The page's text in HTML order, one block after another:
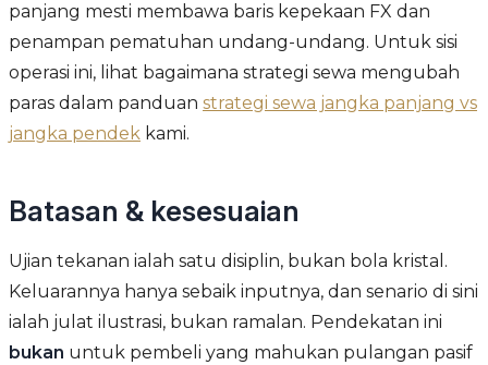
panjang mesti membawa baris kepekaan FX dan
penampan pematuhan undang-undang. Untuk sisi
operasi ini, lihat bagaimana strategi sewa mengubah
paras dalam panduan strategi sewa jangka panjang vs
jangka pendek kami.
Batasan & kesesuaian
Ujian tekanan ialah satu disiplin, bukan bola kristal.
Keluarannya hanya sebaik inputnya, dan senario di sini
ialah julat ilustrasi, bukan ramalan. Pendekatan ini
bukan untuk pembeli yang mahukan pulangan pasif